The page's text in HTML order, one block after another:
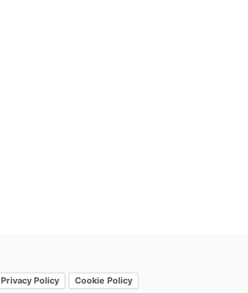
Privacy Policy Cookie Policy